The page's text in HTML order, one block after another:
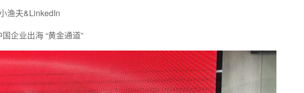
渔夫&LinkedIn
企业出海 “黄金通道”